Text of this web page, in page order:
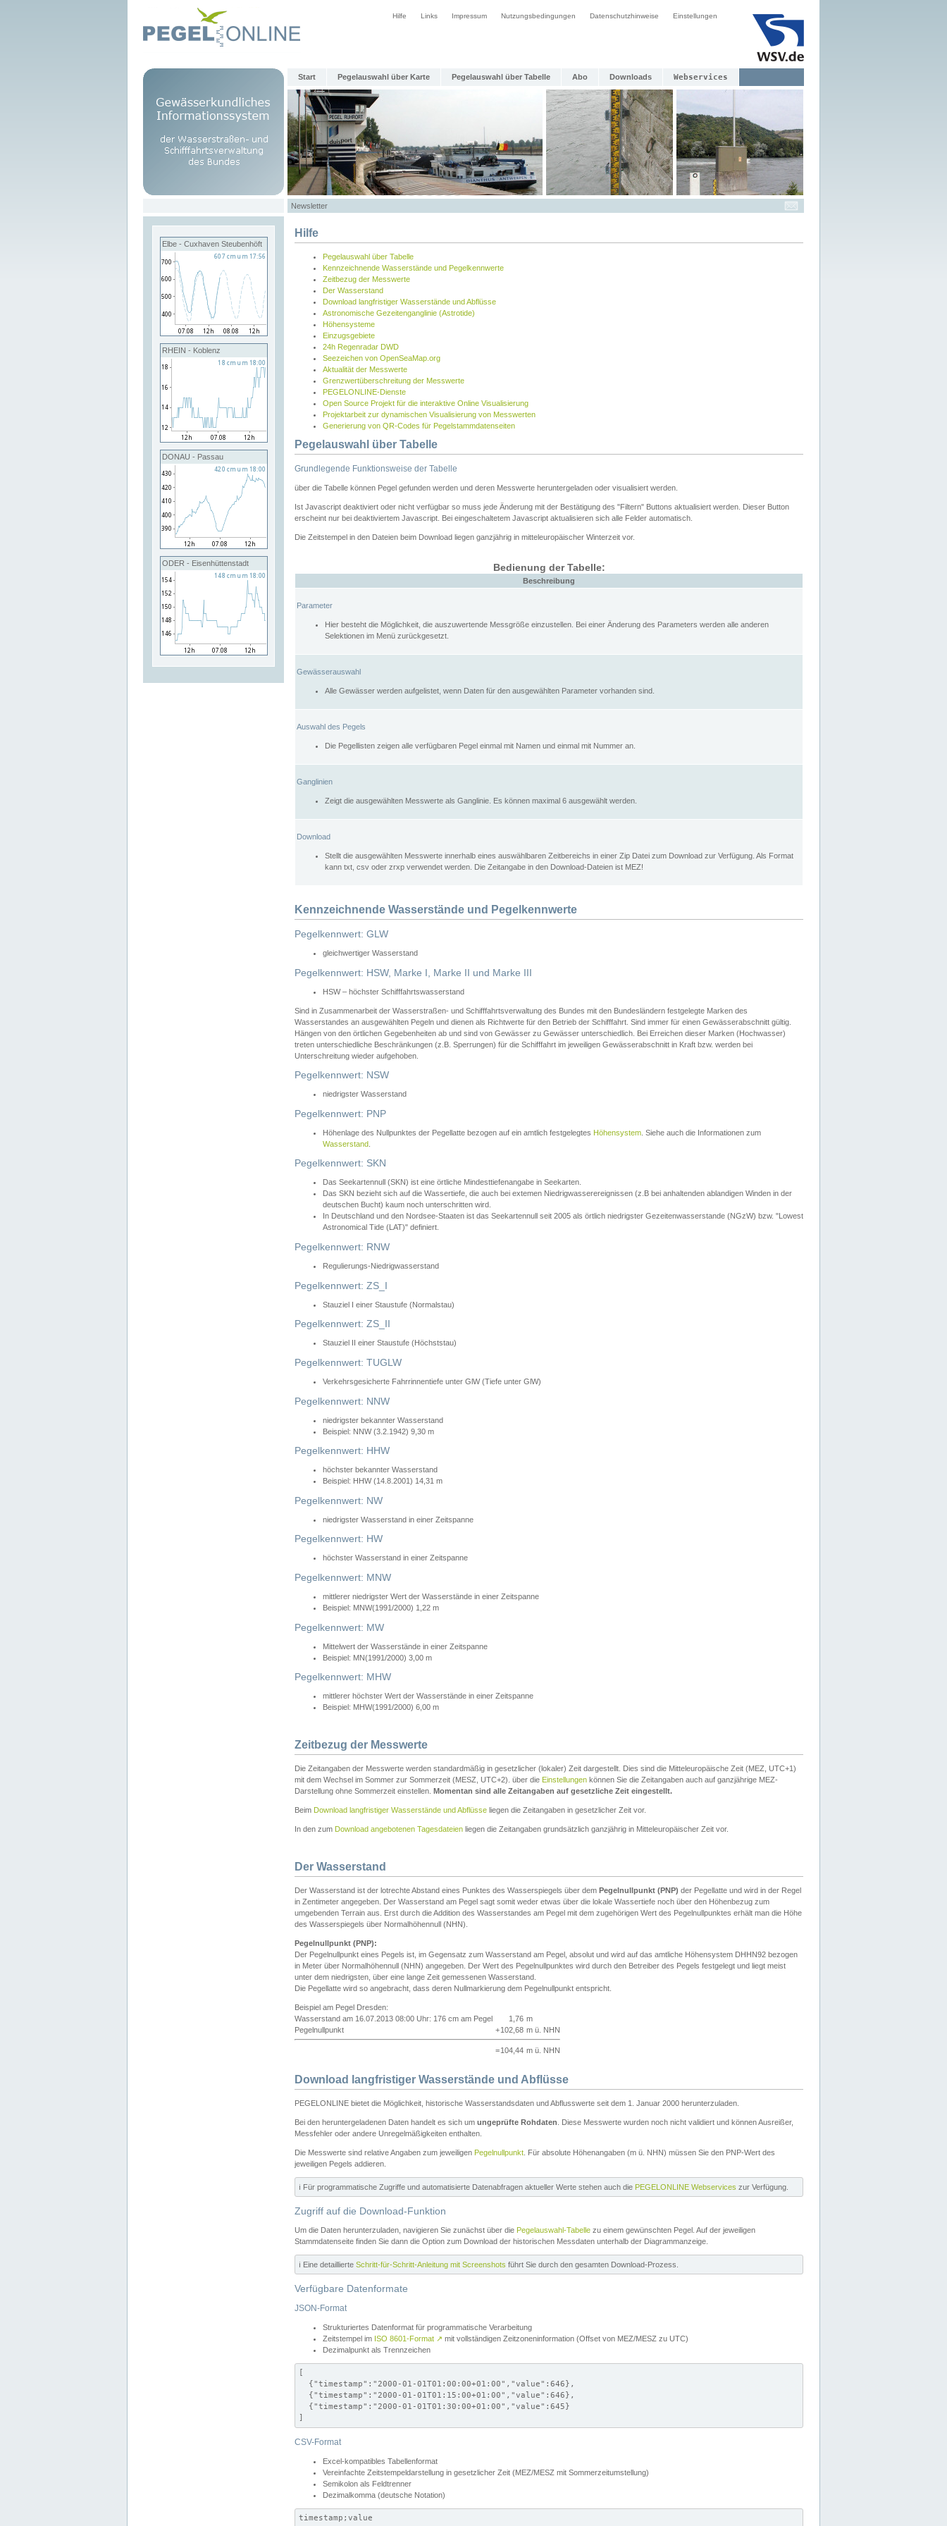
Hilfe Links Impressum Nutzungsbedingungen Datenschutzhinweise Einstellungen
Start Pegelauswahl über Karte Pegelauswahl über Tabelle Abo Downloads Webservices
Newsletter
Elbe - Cuxhaven Steubenhöft
RHEIN - Koblenz
DONAU - Passau
ODER - Eisenhüttenstadt
Hilfe
Pegelauswahl über Tabelle
Kennzeichnende Wasserstände und Pegelkennwerte
Zeitbezug der Messwerte
Der Wasserstand
Download langfristiger Wasserstände und Abflüsse
Astronomische Gezeitenganglinie (Astrotide)
Höhensysteme
Einzugsgebiete
24h Regenradar DWD
Seezeichen von OpenSeaMap.org
Aktualität der Messwerte
Grenzwertüberschreitung der Messwerte
PEGELONLINE-Dienste
Open Source Projekt für die interaktive Online Visualisierung
Projektarbeit zur dynamischen Visualisierung von Messwerten
Generierung von QR-Codes für Pegelstammdatenseiten
Pegelauswahl über Tabelle
Grundlegende Funktionsweise der Tabelle
über die Tabelle können Pegel gefunden werden und deren Messwerte heruntergeladen oder visualisiert werden.
Ist Javascript deaktiviert oder nicht verfügbar so muss jede Änderung mit der Bestätigung des "Filtern" Buttons aktualisiert werden. Dieser Button
erscheint nur bei deaktiviertem Javascript. Bei eingeschaltetem Javascript aktualisieren sich alle Felder automatisch.
Die Zeitstempel in den Dateien beim Download liegen ganzjährig in mitteleuropäischer Winterzeit vor.
Bedienung der Tabelle:
Beschreibung
Parameter
Hier besteht die Möglichkeit, die auszuwertende Messgröße einzustellen. Bei einer Änderung des Parameters werden alle anderen
Selektionen im Menü zurückgesetzt.
Gewässerauswahl
Alle Gewässer werden aufgelistet, wenn Daten für den ausgewählten Parameter vorhanden sind.
Auswahl des Pegels
Die Pegellisten zeigen alle verfügbaren Pegel einmal mit Namen und einmal mit Nummer an.
Ganglinien
Zeigt die ausgewählten Messwerte als Ganglinie. Es können maximal 6 ausgewählt werden.
Download
Stellt die ausgewählten Messwerte innerhalb eines auswählbaren Zeitbereichs in einer Zip Datei zum Download zur Verfügung. Als Format
kann txt, csv oder zrxp verwendet werden. Die Zeitangabe in den Download-Dateien ist MEZ!
Kennzeichnende Wasserstände und Pegelkennwerte
Pegelkennwert: GLW
gleichwertiger Wasserstand
Pegelkennwert: HSW, Marke I, Marke II und Marke III
HSW – höchster Schifffahrtswasserstand
Sind in Zusammenarbeit der Wasserstraßen- und Schifffahrtsverwaltung des Bundes mit den Bundesländern festgelegte Marken des
Wasserstandes an ausgewählten Pegeln und dienen als Richtwerte für den Betrieb der Schifffahrt. Sind immer für einen Gewässerabschnitt gültig.
Hängen von den örtlichen Gegebenheiten ab und sind von Gewässer zu Gewässer unterschiedlich. Bei Erreichen dieser Marken (Hochwasser)
treten unterschiedliche Beschränkungen (z.B. Sperrungen) für die Schifffahrt im jeweiligen Gewässerabschnitt in Kraft bzw. werden bei
Unterschreitung wieder aufgehoben.
Pegelkennwert: NSW
niedrigster Wasserstand
Pegelkennwert: PNP
Höhenlage des Nullpunktes der Pegellatte bezogen auf ein amtlich festgelegtes Höhensystem . Siehe auch die Informationen zum
Wasserstand
Pegelkennwert: SKN
Das Seekartennull (SKN) ist eine örtliche Mindesttiefenangabe in Seekarten.
Das SKN bezieht sich auf die Wassertiefe, die auch bei extemen Niedrigwasserereignissen (z.B bei anhaltenden ablandigen Winden in der
deutschen Bucht) kaum noch unterschritten wird.
In Deutschland und den Nordsee-Staaten ist das Seekartennull seit 2005 als örtlich niedrigster Gezeitenwasserstande (NGzW) bzw. "Lowest
Astronomical Tide (LAT)" definiert.
Pegelkennwert: RNW
Regulierungs-Niedrigwasserstand
Pegelkennwert: ZS_I
Stauziel I einer Staustufe (Normalstau)
Pegelkennwert: ZS_II
Stauziel II einer Staustufe (Höchststau)
Pegelkennwert: TUGLW
Verkehrsgesicherte Fahrrinnentiefe unter GlW (Tiefe unter GlW)
Pegelkennwert: NNW
niedrigster bekannter Wasserstand
Beispiel: NNW (3.2.1942) 9,30 m
Pegelkennwert: HHW
höchster bekannter Wasserstand
Beispiel: HHW (14.8.2001) 14,31 m
Pegelkennwert: NW
niedrigster Wasserstand in einer Zeitspanne
Pegelkennwert: HW
höchster Wasserstand in einer Zeitspanne
Pegelkennwert: MNW
mittlerer niedrigster Wert der Wasserstände in einer Zeitspanne
Beispiel: MNW(1991/2000) 1,22 m
Pegelkennwert: MW
Mittelwert der Wasserstände in einer Zeitspanne
Beispiel: MN(1991/2000) 3,00 m
Pegelkennwert: MHW
mittlerer höchster Wert der Wasserstände in einer Zeitspanne
Beispiel: MHW(1991/2000) 6,00 m
Zeitbezug der Messwerte
Die Zeitangaben der Messwerte werden standardmäßig in gesetzlicher (lokaler) Zeit dargestellt. Dies sind die Mitteleuropäische Zeit (MEZ, UTC+1)
mit dem Wechsel im Sommer zur Sommerzeit (MESZ, UTC+2). über die Einstellungen können Sie die Zeitangaben auch auf ganzjährige MEZ-
Darstellung ohne Sommerzeit einstellen. Momentan sind alle Zeitangaben auf gesetzliche Zeit eingestellt.
Beim Download langfristiger Wasserstände und Abflüsse liegen die Zeitangaben in gesetzlicher Zeit vor.
In den zum Download angebotenen Tagesdateien liegen die Zeitangaben grundsätzlich ganzjährig in Mitteleuropäischer Zeit vor.
Der Wasserstand
Der Wasserstand ist der lotrechte Abstand eines Punktes des Wasserspiegels über dem Pegelnullpunkt (PNP) der Pegellatte und wird in der Regel
in Zentimeter angegeben. Der Wasserstand am Pegel sagt somit weder etwas über die lokale Wassertiefe noch über den Höhenbezug zum
umgebenden Terrain aus. Erst durch die Addition des Wasserstandes am Pegel mit dem zugehörigen Wert des Pegelnullpunktes erhält man die Höhe
des Wasserspiegels über Normalhöhennull (NHN).
Pegelnullpunkt (PNP):
Der Pegelnullpunkt eines Pegels ist, im Gegensatz zum Wasserstand am Pegel, absolut und wird auf das amtliche Höhensystem DHHN92 bezogen
in Meter über Normalhöhennull (NHN) angegeben. Der Wert des Pegelnullpunktes wird durch den Betreiber des Pegels festgelegt und liegt meist
unter dem niedrigsten, über eine lange Zeit gemessenen Wasserstand.
Die Pegellatte wird so angebracht, dass deren Nullmarkierung dem Pegelnullpunkt entspricht.
Beispiel am Pegel Dresden:
Wasserstand am 16.07.2013 08:00 Uhr: 176 cm am Pegel
1,76 m
Pegelnullpunkt
+102,68 m ü. NHN
=104,44 m ü. NHN
Download langfristiger Wasserstände und Abflüsse
PEGELONLINE bietet die Möglichkeit, historische Wasserstandsdaten und Abflusswerte seit dem 1. Januar 2000 herunterzuladen.
Bei den heruntergeladenen Daten handelt es sich um ungeprüfte Rohdaten . Diese Messwerte wurden noch nicht validiert und können Ausreißer,
Messfehler oder andere Unregelmäßigkeiten enthalten.
Die Messwerte sind relative Angaben zum jeweiligen Pegelnullpunkt . Für absolute Höhenangaben (m ü. NHN) müssen Sie den PNP-Wert des
jeweiligen Pegels addieren.
ℹ️ Für programmatische Zugriffe und automatisierte Datenabfragen aktueller Werte stehen auch die PEGELONLINE Webservices zur Verfügung.
Zugriff auf die Download-Funktion
Um die Daten herunterzuladen, navigieren Sie zunächst über die Pegelauswahl-Tabelle zu einem gewünschten Pegel. Auf der jeweiligen
Stammdatenseite finden Sie dann die Option zum Download der historischen Messdaten unterhalb der Diagrammanzeige.
ℹ️ Eine detaillierte Schritt-für-Schritt-Anleitung mit Screenshots führt Sie durch den gesamten Download-Prozess.
Verfügbare Datenformate
JSON-Format
Strukturiertes Datenformat für programmatische Verarbeitung
Zeitstempel im ISO 8601-Format ↗ mit vollständigen Zeitzoneninformation (Offset von MEZ/MESZ zu UTC)
Dezimalpunkt als Trennzeichen
[
  {"timestamp":"2000-01-01T01:00:00+01:00","value":646},
  {"timestamp":"2000-01-01T01:15:00+01:00","value":646},
  {"timestamp":"2000-01-01T01:30:00+01:00","value":645}
]
CSV-Format
Excel-kompatibles Tabellenformat
Vereinfachte Zeitstempeldarstellung in gesetzlicher Zeit (MEZ/MESZ mit Sommerzeitumstellung)
Semikolon als Feldtrenner
Dezimalkomma (deutsche Notation)
timestamp;value